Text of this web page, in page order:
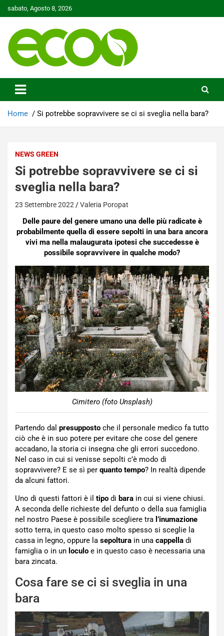
to
sabato, Agosto 8, 2026
Ecoo.it
Home Si potrebbe sopravvivere se ci si sveglia nella bara?
NEWS GREEN
Si potrebbe sopravvivere se ci si
sveglia nella bara?
23 Settembre 2022 Valeria Poropat
Delle paure del genere umano una delle più radicate è
probabilmente quella di essere sepolti in una bara ancora
vivi ma nella malaugurata ipotesi che succedesse è
possibile sopravvivere in qualche modo?
Cimitero (foto Unsplash)
Partendo dal presupposto che il personale medico fa tutto
ciò che è in suo potere per evitare che cose del genere
accadano, la storia ci insegna che gli errori succedono.
Nel caso in cui si venisse sepolti c’è modo di
sopravvivere? E se sì per quanto tempo? In realtà dipende
da alcuni fattori.
Uno di questi fattori è il tipo di bara in cui si viene chiusi.
A seconda delle richieste del defunto o della sua famiglia
nel nostro Paese è possibile scegliere tra l’inumazione
sotto terra, in questo caso molto spesso si sceglie la
cassa in legno, oppure la sepoltura in una cappella di
famiglia o in un loculo e in questo caso è necessaria una
bara zincata.
Cosa fare se ci si sveglia in una
bara